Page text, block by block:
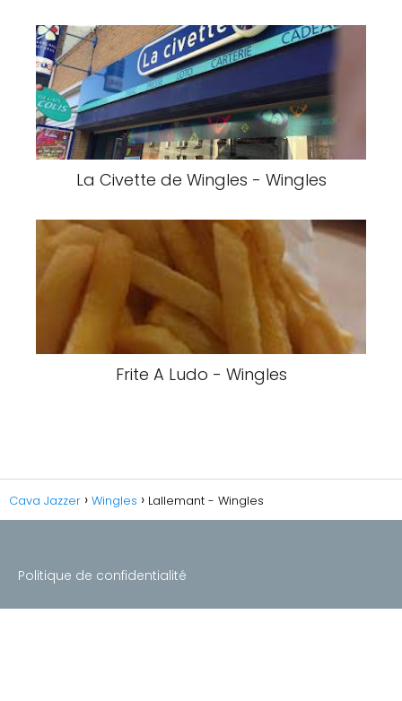
La Civette de Wingles - Wingles
Frite A Ludo - Wingles
Cava Jazzer Wingles Lallemant - Wingles
Politique de confidentialité